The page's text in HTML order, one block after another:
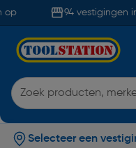
94 vestigingen
Selecteer een